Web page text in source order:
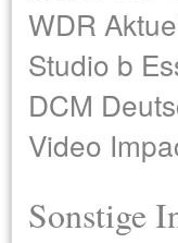
WDR
Studio b
DCM
Video
Sonstige